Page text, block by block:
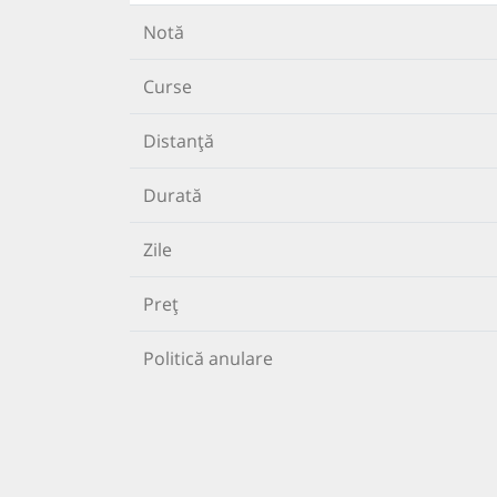
Notă
Curse
Distanță
Durată
Zile
Preț
Politică anulare